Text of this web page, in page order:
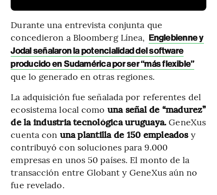
Durante una entrevista conjunta que
concedieron a Bloomberg Línea, Englebienne y
Jodal señalaron la potencialidad del software
producido en Sudamérica por ser “más flexible”
que lo generado en otras regiones.
La adquisición fue señalada por referentes del
ecosistema local como una señal de “madurez”
de la industria tecnológica uruguaya. GeneXus
cuenta con una plantilla de 150 empleadosy
contribuyó con soluciones para 9.000
empresas en unos 50 países. El monto de la
transacción entre Globant y GeneXus aún no
fue revelado.